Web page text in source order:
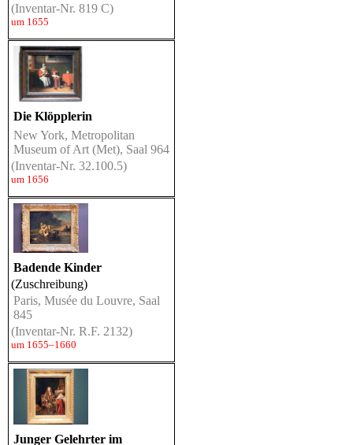
(Inventar-Nr. 819 C)
um 1655
Die Klöpplerin
New York, Metropolitan
Museum of Art (Met), Saal 964
(Inventar-Nr. 32.100.5)
um 1656
Badende Kinder
(Zuschreibung)
Paris, Musée du Louvre, Saal
845
(Inventar-Nr. R.F. 2132)
um 1655–1660
Junger Gelehrter im